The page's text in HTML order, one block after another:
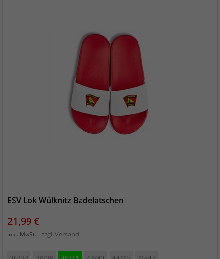
ESV Lok Wülknitz Badelatschen
Preis
21,99 €
inkl. MwSt. zzgl. Versand